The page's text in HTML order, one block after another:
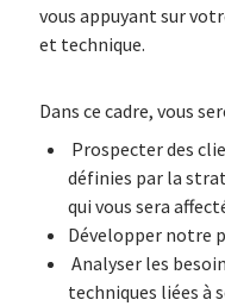
vous appuyant sur
et technique.
Dans ce cadre, vous
Prospecter des
définies par la
qui vous sera
Développer notre
Analyser les
techniques liées à